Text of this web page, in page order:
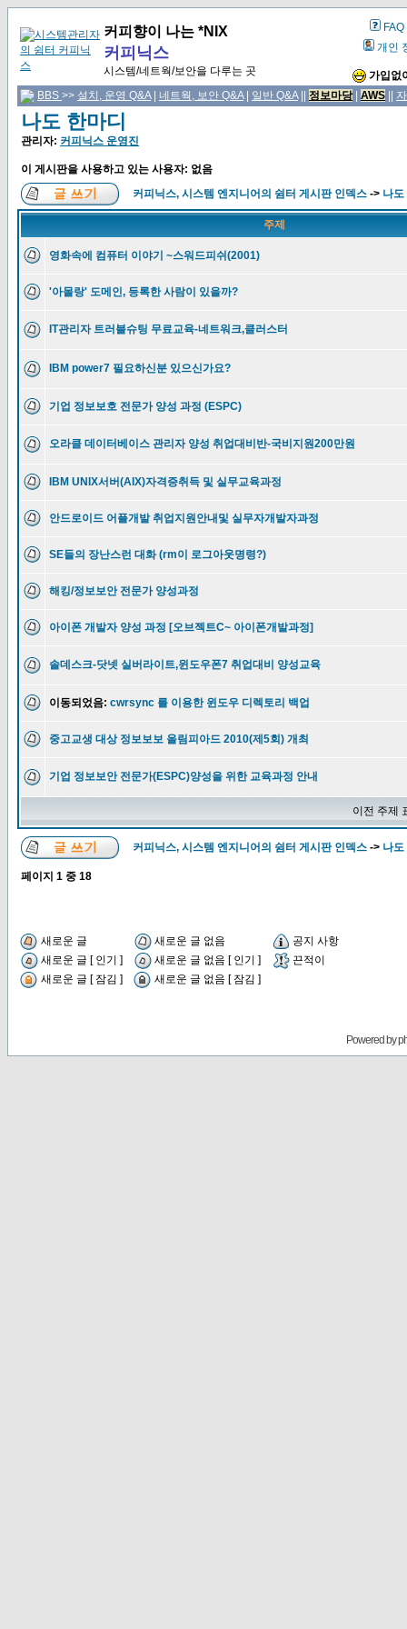
커피향이 나는 *NIX
커피닉스
시스템/네트웍/보안을 다루는 곳
FAQ
개인
가입없
BBS >> 설치, 운영 Q&A| 네트웍, 보안 Q&A| 일반 Q&A|| 정보마당| AWS
나도 한마디
관리자: 커피닉스 운영진
이 게시판을 사용하고 있는 사용자: 없음
커피닉스, 시스템 엔지니어의 쉼터 게시판 인덱스 -> 나도
주제
영화속에 컴퓨터 이야기 ~스워드피쉬(2001)
'아몰랑' 도메인, 등록한 사람이 있을까?
IT관리자 트러블슈팅 무료교육-네트워크,클러스터
IBM power7 필요하신분 있으신가요?
기업 정보보호 전문가 양성 과정 (ESPC)
오라클 데이터베이스 관리자 양성 취업대비반-국비지원200만원
IBM UNIX서버(AIX)자격증취득 및 실무교육과정
안드로이드 어플개발 취업지원안내및 실무자개발자과정
SE들의 장난스런 대화 (rm이 로그아웃명령?)
해킹/정보보안 전문가 양성과정
아이폰 개발자 양성 과정 [오브젝트C~ 아이폰개발과정]
솔데스크-닷넷 실버라이트,윈도우폰7 취업대비 양성교육
이동되었음: cwrsync 를 이용한 윈도우 디렉토리 백업
중고교생 대상 정보보보 올림피아드 2010(제5회) 개최
기업 정보보안 전문가(ESPC)양성을 위한 교육과정 안내
이전 주제
커피닉스, 시스템 엔지니어의 쉼터 게시판 인덱스 -> 나도
페이지 1 중 18
새로운 글 새로운 글 없음
공지 사항
새로운 글 [ 인기 ]
새로운 글 없음 [ 인기 ]
끈적이
새로운 글 [ 잠김 ]
새로운 글 없음 [ 잠김 ]
Powered by